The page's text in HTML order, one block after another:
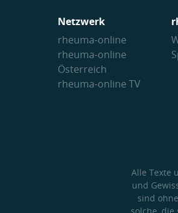
Netzwerk
rheuma-online
rheuma-online
Österreich
rheuma-online TV
Alle Texte
und
sind